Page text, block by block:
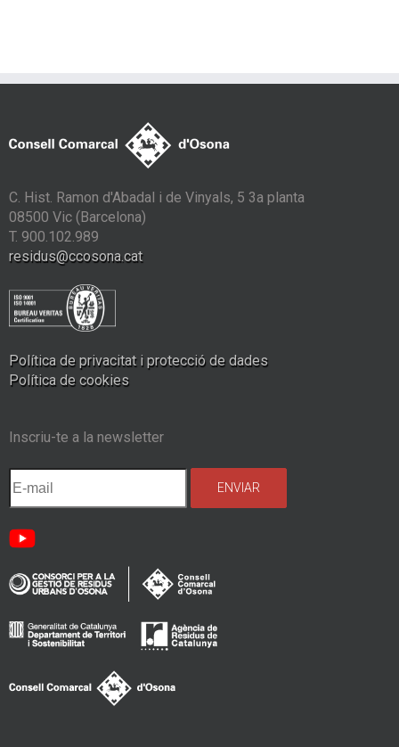
C. Hist. Ramon d'Abadal i de Vinyals, 5 3a planta
08500 Vic (Barcelona)
T. 900.102.989
residus@ccosona.cat
Política de privacitat i protecció de dades
Política de cookies
Inscriu-te a la newsletter